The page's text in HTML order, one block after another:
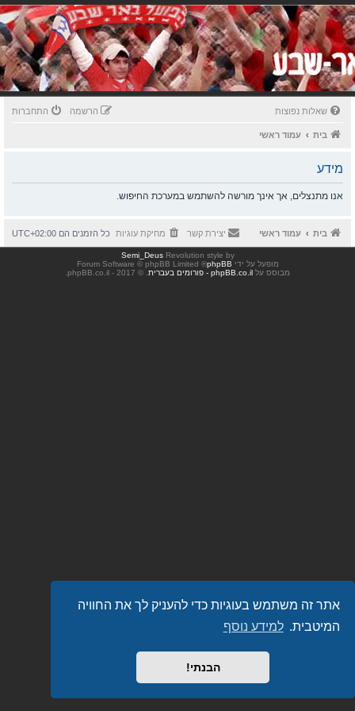
אתר זה משתמש בעוגיות כדי להעניק לך את החוויה
המיטבית. למידע נוסף
הבנתי!
שאלות נפוצות התחברות הרשמה
בית עמוד ראשי
מידע
אנו מתנצלים, אך אינך מורשה להשתמש במערכת החיפוש.
בית עמוד ראשי כל הזמנים הם UTC+02:00 מחיקת עוגיות יצירת קשר
Revolution style by
Semi_Deus
מופעל על ידי phpBB
® Forum Software © phpBB Limited
מבוסס על phpBB.co.il - פורומים בעברית . © 2017 - phpBB.co.il.